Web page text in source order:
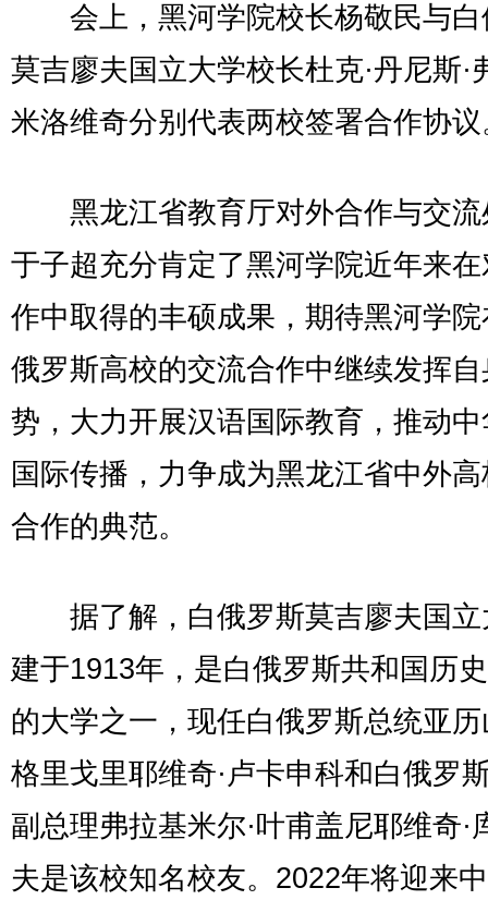
会上，黑河学院校长杨敬民与白
莫吉廖夫国立大学校长杜克·丹尼斯·
米洛维奇分别代表两校签署合作协议
黑龙江省教育厅对外合作与交流
于子超充分肯定了黑河学院近年来
作中取得的丰硕成果，期待黑河学
俄罗斯高校的交流合作中继续发挥
势，大力开展汉语国际教育，推动
国际传播，力争成为黑龙江省中外
合作的典范。
据了解，白俄罗斯莫吉廖夫国立
建于1913年，是白俄罗斯共和国历
的大学之一，现任白俄罗斯总统亚历
格里戈里耶维奇·卢卡申科和白俄罗
副总理弗拉基米尔·叶甫盖尼耶维奇·
夫是该校知名校友。2022年将迎来